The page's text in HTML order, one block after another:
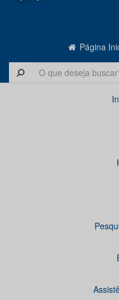
Página